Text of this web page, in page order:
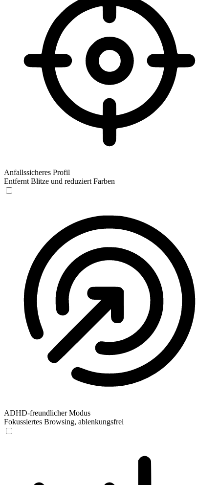
Anfallssicheres Profil
Entfernt Blitze und reduziert Farben
ADHD-freundlicher Modus
Fokussiertes Browsing, ablenkungsfrei